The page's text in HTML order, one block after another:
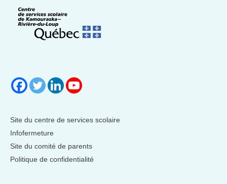
Site du centre de services scolaire
Infofermeture
Site du comité de parents
Politique de confidentialité